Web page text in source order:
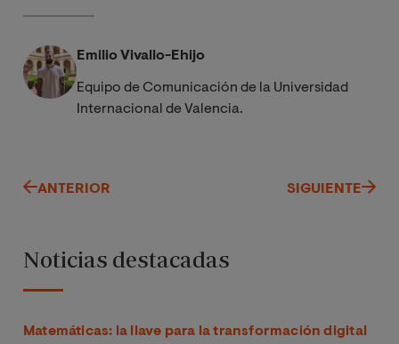
Emilio Vivallo-Ehijo
Equipo de Comunicación de la Universidad
Internacional de Valencia.
ANTERIOR SIGUIENTE
Noticias destacadas
Matemáticas: la llave para la transformación digital